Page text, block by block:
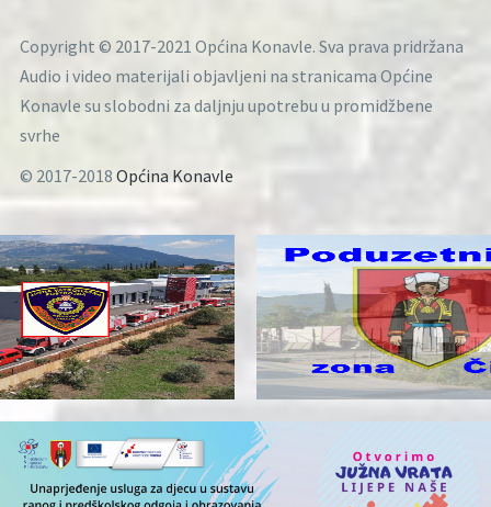
Copyright © 2017-2021 Općina Konavle. Sva prava pridržana
Audio i video materijali objavljeni na stranicama Općine
Konavle su slobodni za daljnju upotrebu u promidžbene
svrhe
© 2017-2018 Općina Konavle